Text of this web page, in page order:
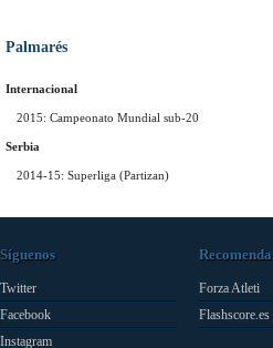
Palmarés
Internacional
2015: Campeonato Mundial sub-20
Serbia
2014-15: Superliga (Partizan)
Síguenos
Twitter
Facebook
Instagram
Forza Atleti
Flashscore.es